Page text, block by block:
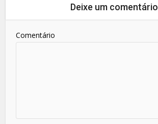
Deixe um comentário
Comentário